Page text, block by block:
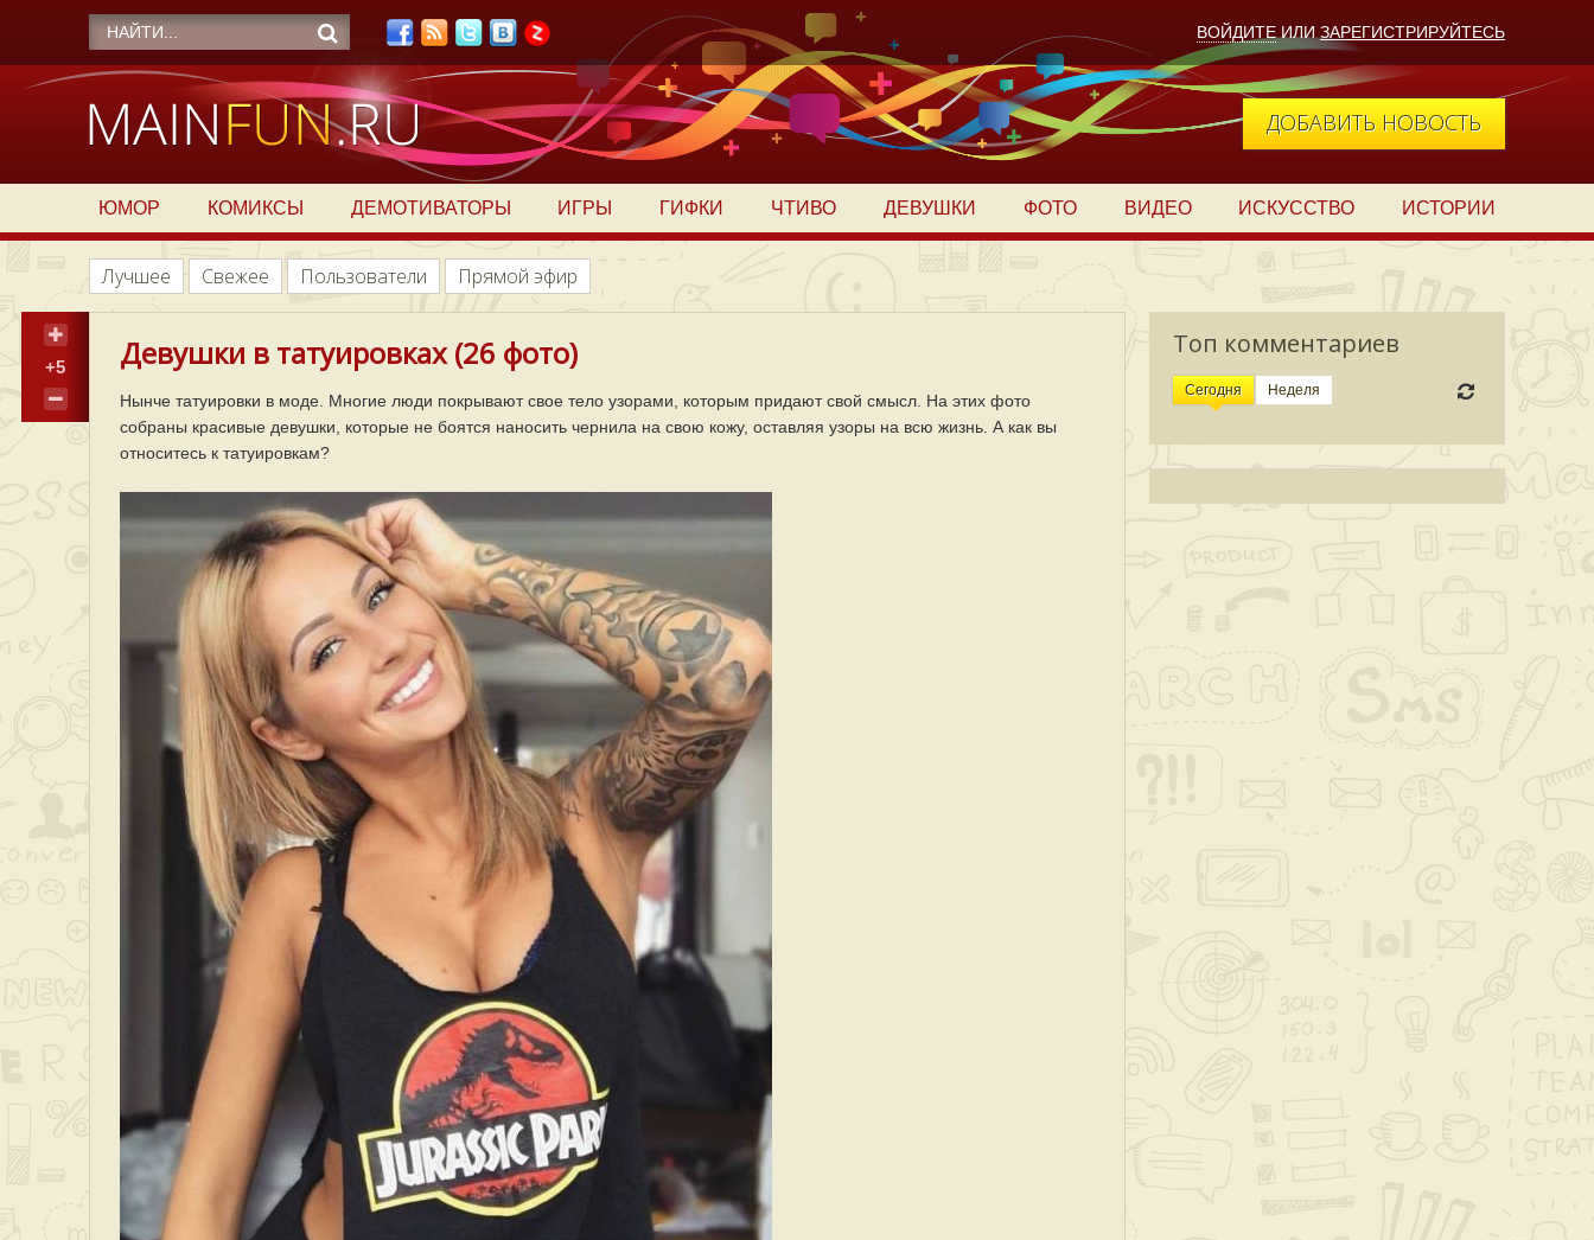
ВОЙДИТЕ ИЛИ ЗАРЕГИСТРИРУЙТЕСЬ
ДОБАВИТЬ НОВОСТЬ
ЮМОР КОМИКСЫ ДЕМОТИВАТОРЫ ИГРЫ ГИФКИ ЧТИВО ДЕВУШКИ ФОТО ВИДЕО ИСКУССТВО ИСТОРИИ
Лучшее Свежее Пользователи Прямой эфир
Топ комментариев
Сегодня Неделя
+5 Девушки в татуировках (26 фото)
Нынче татуировки в моде. Многие люди покрывают свое тело узорами, которым придают свой смысл. На этих фото
собраны красивые девушки, которые не боятся наносить чернила на свою кожу, оставляя узоры на всю жизнь. А как вы
относитесь к татуировкам?